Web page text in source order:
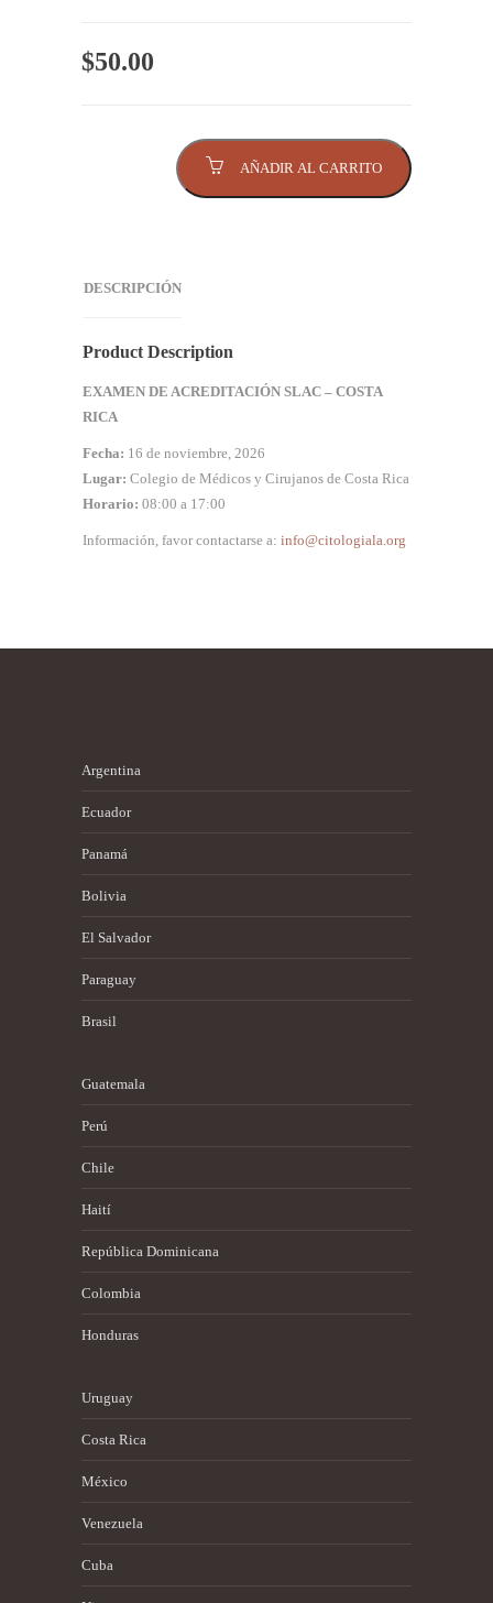
$50.00
Citotécnicos
Costa
cantidad
AÑADIR AL CARRITO
DESCRIPCIÓN
Product Description
EXAMEN DE ACREDITACIÓN SLAC – COSTA
RICA
Fecha: 16 de noviembre, 2026
Lugar: Colegio de Médicos y Cirujanos de Costa Rica
Horario: 08:00 a 17:00
Información, favor contactarse a: info@citologiala.org
Argentina
Ecuador
Panamá
Bolivia
El Salvador
Paraguay
Brasil
Guatemala
Perú
Chile
Haití
República Dominicana
Colombia
Honduras
Uruguay
Costa Rica
México
Venezuela
Cuba